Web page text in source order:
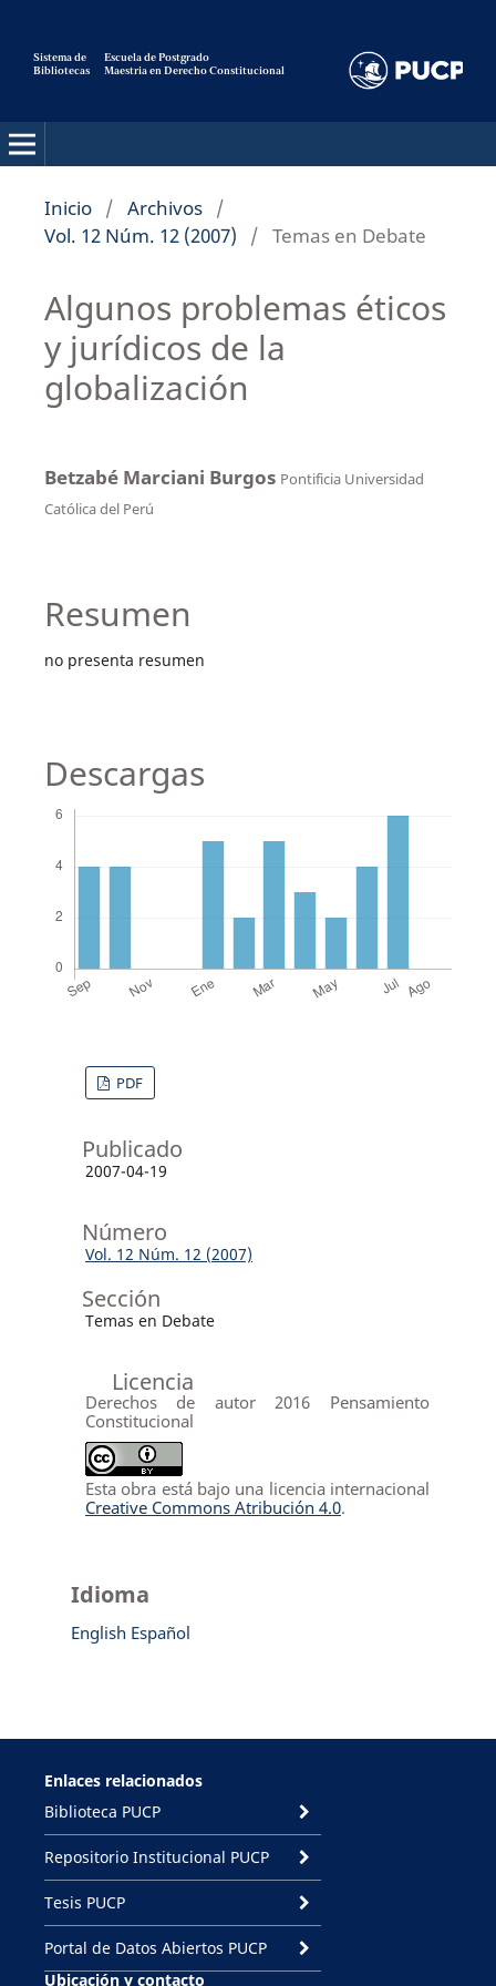
Sistema de
Bibliotecas
Escuela de Postgrado
Maestria en Derecho Constitucional
Inicio / Archivos /
Vol. 12 Núm. 12 (2007)
/ Temas en Debate
Algunos problemas éticos
y jurídicos de la
globalización
Betzabé Marciani Burgos Pontificia Universidad
Católica del Perú
Resumen
no presenta resumen
Descargas
PDF
Publicado
2007-04-19
Número
Vol. 12 Núm. 12 (2007)
Sección
Temas en Debate
Licencia
Derechos de autor 2016 Pensamiento
Constitucional
Esta obra está bajo una licencia internacional
Creative Commons Atribución 4.0.
Idioma
English Español
Enlaces relacionados
Biblioteca PUCP
Repositorio Institucional PUCP
Tesis PUCP
Portal de Datos Abiertos PUCP
Ubicación y contacto